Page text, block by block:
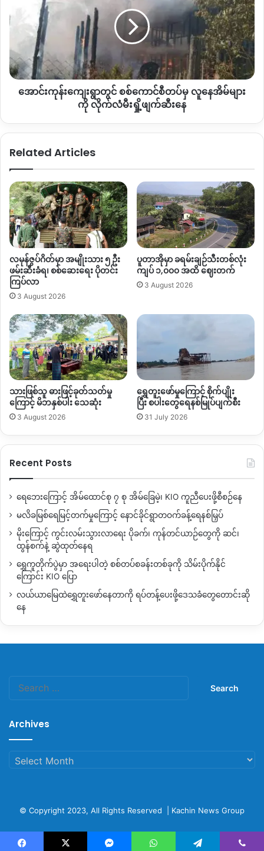
အဆိုပါ စစ်ကြောင်းသည် ဧပြီလ၂၁ ရက် နေ့လည်ပိုင်းမှစတင်ကာ
ထီးချိုင့်မြို့နယ် တောင်ဘက်ခြမ်းမှ ညောင်ပင်သာကျေးရွာသို့ ဝင်
ရောက်လာသောကြောင့် KIA PDFပူးပေါင်းတပ်တို့ဖြင့် တိုက်ပွဲ
ဖြစ်ပွားနေခြင်း ဖြစ်သည်။
Copy URL
တွင်
စစ်
တပ်
မှ
လူ
နေအိမ်
ဖျက်ဆီး
အောင်းကုန်းကျေးရွာတွင် စစ်ကောင်စီတပ်မှ လူနေအိမ်များ
ကို လိုက်လံမီးရှို့ဖျက်ဆီးနေ
Related Articles
လမုန်ဇွပ်ဂိတ်မှာ အမျိုးသား ၅ ဦး
ဖမ်းဆီးခံရ၊ စစ်ဆေးရေး ပိုတင်း
ကြပ်လာ
3 August 2026
ပူတာအိုမှာ ခရမ်းချဉ်သီးတစ်လုံး
ကျပ် ၁,၀၀၀ အထိ ဈေးတက်
3 August 2026
သားဖြစ်သူ ဓားဖြင့်ခုတ်သတ်မှု
ကြောင့် မိဘနှစ်ပါး သေဆုံး
3 August 2026
ရွှေတူးဖော်မှုကြောင့် စိုက်ပျိုး
ပြီး စပါးတွေရေနစ်မြုပ်ပျက်စီး
31 July 2026
Recent Posts
ရေဘေးကြောင့် အိမ်ထောင်စု ၇ စု အိမ်ခြေမဲ့၊ KIO ကူညီပေးဖို့စီစဉ်နေ
မလိခမြစ်ရေမြင့်တက်မှုကြောင့် နောင်ခိုင်ရွာတဝက်ခန့်ရေနစ်မြှပ်
မိုးကြောင့် ကွင်းလမ်းသွားလာရေး ပိုခက်၊ ကုန်တင်ယာဉ်တွေကို ဆင်၊
ထွန်စက်နဲ့ ဆွဲထုတ်နေရ
ရွှေကူတိုက်ပွဲမှာ အရေးပါတဲ့ စစ်တပ်စခန်းတစ်ခုကို သိမ်းပိုက်နိုင်
ကြောင်း KIO ပြော
လယ်ယာမြေထဲရွှေတူးဖော်နေတာကို ရပ်တန့်ပေးဖို့ဒေသခံတွေတောင်းဆို
နေ
Archives
Archives
© Copyright 2023, All Rights Reserved | Kachin News Group